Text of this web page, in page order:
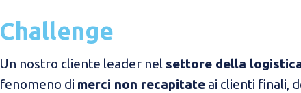
Challenge
Un nostro cliente leader nel settore della
fenomeno di merci non recapitate ai clienti finali,